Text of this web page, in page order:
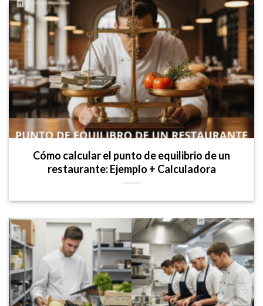
Cómo calcular el punto de equilibrio de un
restaurante: Ejemplo + Calculadora